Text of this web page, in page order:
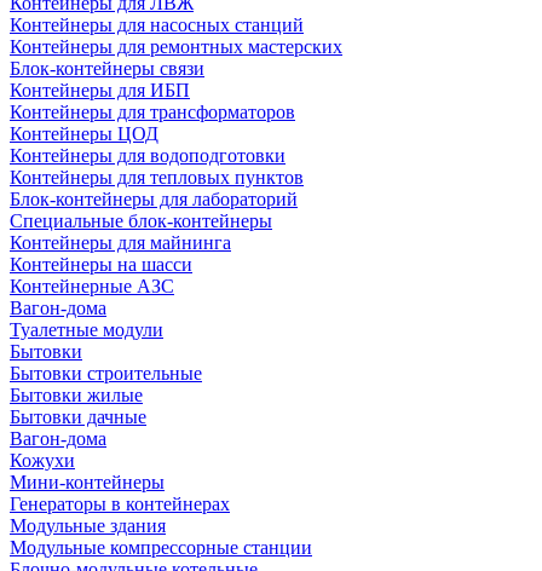
Контейнеры для насосных станций
Контейнеры для ремонтных мастерских
Блок-контейнеры связи
Контейнеры для ИБП
Контейнеры для трансформаторов
Контейнеры ЦОД
Контейнеры для водоподготовки
Контейнеры для тепловых пунктов
Блок-контейнеры для лабораторий
Специальные блок-контейнеры
Контейнеры для майнинга
Контейнеры на шасси
Контейнерные АЗС
Вагон-дома
Туалетные модули
Бытовки
Бытовки строительные
Бытовки жилые
Бытовки дачные
Вагон-дома
Кожухи
Мини-контейнеры
Генераторы в контейнерах
Модульные здания
Модульные компрессорные станции